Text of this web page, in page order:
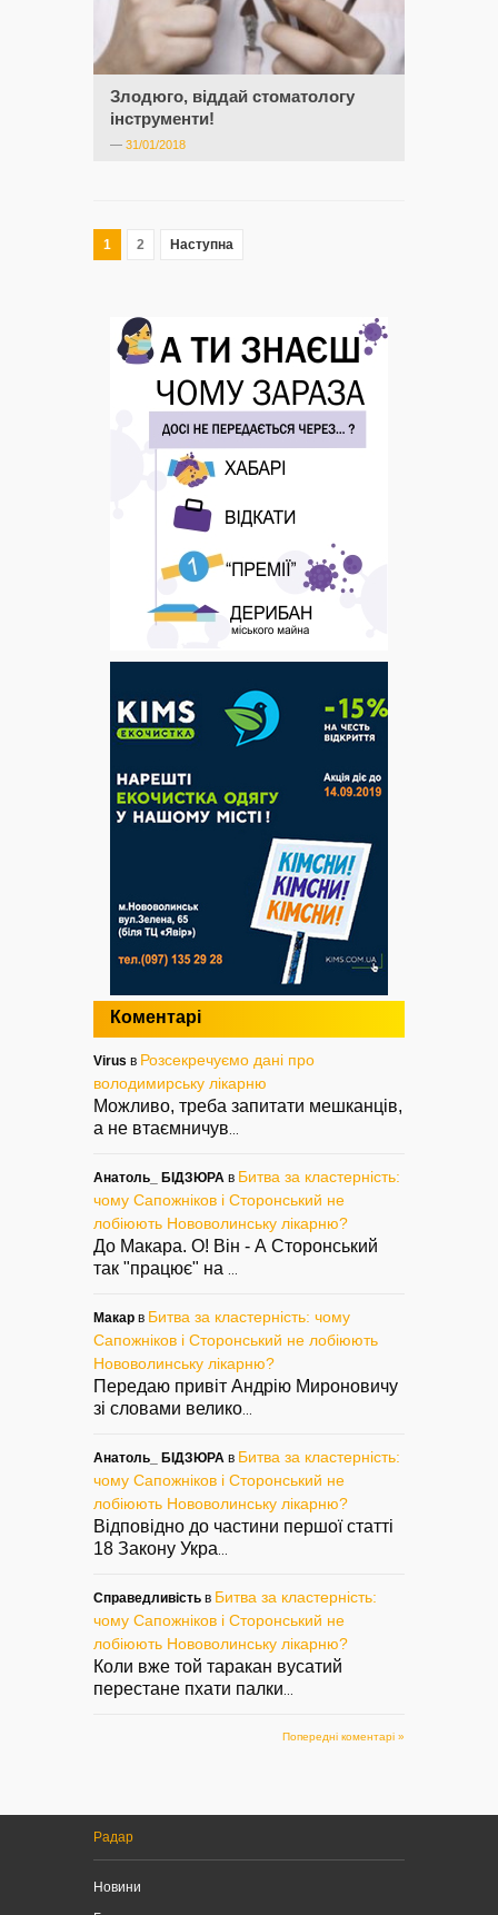
Злодюго, віддай стоматологу
інструменти!
— 31/01/2018
1 2 Наступна
Коментарі
Virus в Розсекречуємо дані про
володимирську лікарню
Можливо, треба запитати мешканців,
а не втаємничув
Анатоль_ БІДЗЮРА в Битва за кластерність:
чому Сапожніков і Сторонський не
лобіюють Нововолинську лікарню?
До Макара. О! Він - А Сторонський
так "працює" на
Макар в Битва за кластерність: чому
Сапожніков і Сторонський не лобіюють
Нововолинську лікарню?
Передаю привіт Андрію Мироновичу
зі словами велико
Анатоль_ БІДЗЮРА в Битва за кластерність:
чому Сапожніков і Сторонський не
лобіюють Нововолинську лікарню?
Відповідно до частини першої статті
18 Закону Укра
Справедливість в Битва за кластерність:
чому Сапожніков і Сторонський не
лобіюють Нововолинську лікарню?
Коли вже той таракан вусатий
перестане пхати палки
Попередні коментарі »
Радар
Новини